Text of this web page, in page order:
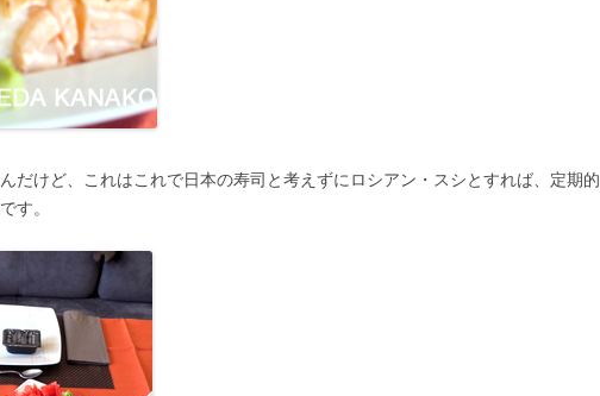
だけど、これはこれで日本の寿司と考えずにロシアン・スシとすれば、定期的
す。